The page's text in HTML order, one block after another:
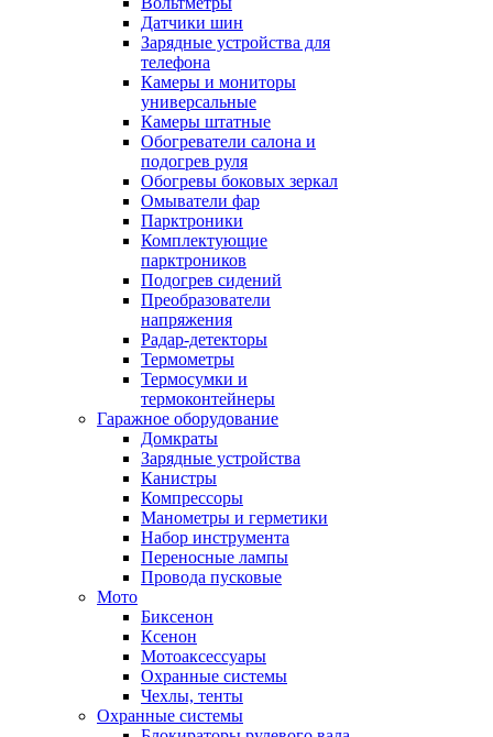
Датчики шин
Зарядные устройства для
телефона
Камеры и мониторы
универсальные
Камеры штатные
Обогреватели салона и
подогрев руля
Обогревы боковых зеркал
Омыватели фар
Парктроники
Комплектующие
парктроников
Подогрев сидений
Преобразователи
напряжения
Радар-детекторы
Термометры
Термосумки и
термоконтейнеры
Гаражное оборудование
Домкраты
Зарядные устройства
Канистры
Компрессоры
Манометры и герметики
Набор инструмента
Переносные лампы
Провода пусковые
Мото
Биксенон
Ксенон
Мотоаксессуары
Охранные системы
Чехлы, тенты
Охранные системы